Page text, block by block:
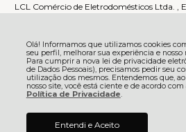
Olá! Informamos que utilizamos cookies
seu perfil, melhorar sua experiência e
Para cumprir a nova lei de privacidade
de Dados Pessoais), precisamos pedir seu
utilização dos mesmos. Entendemos que,
nosso site, você está ciente e de acordo
Política de Privacidade.
Entendi e Aceito
LCL Comércio de Eletrodomésticos Ltda. ,
Serrarias - 88870-000 -